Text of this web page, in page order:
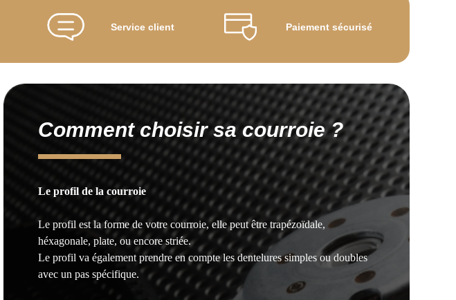
Service client Paiement sécurisé
Comment choisir sa courroie ?
Le profil de la courroie
Le profil est la forme de votre courroie, elle peut être trapézoïdale,
héxagonale, plate, ou encore striée.
Le profil va également prendre en compte les dentelures simples ou doubles
avec un pas spécifique.